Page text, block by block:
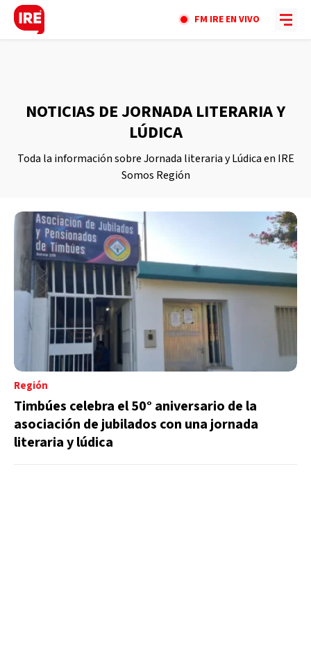
FM IRE EN VIVO
NOTICIAS DE JORNADA LITERARIA Y
LÚDICA
Toda la información sobre Jornada literaria y Lúdica en IRE
Somos Región
Región
Timbúes celebra el 50° aniversario de la
asociación de jubilados con una jornada
literaria y lúdica